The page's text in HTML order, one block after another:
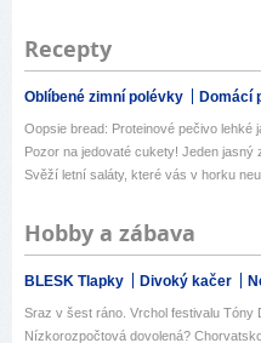
Recepty
Oblíbené zimní polévky Domácí
Oopsie bread: Proteinové pečivo lehké
Pozor na jedovaté cukety! Jeden jasný
Svěží letní saláty, které vás v horku
Hobby a zábava
BLESK Tlapky Divoký kačer
Sraz v šest ráno. Vrchol festivalu Tóny
Nízkorozpočtová dovolená?